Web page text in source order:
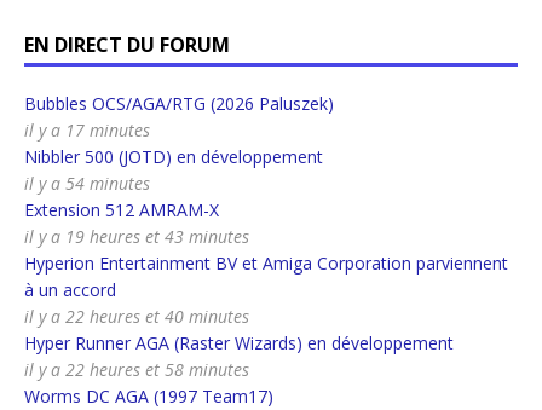
EN DIRECT DU FORUM
Bubbles OCS/AGA/RTG (2026 Paluszek)
il y a 17 minutes
Nibbler 500 (JOTD) en développement
il y a 54 minutes
Extension 512 AMRAM-X
il y a 19 heures et 43 minutes
Hyperion Entertainment BV et Amiga Corporation parviennent
à un accord
il y a 22 heures et 40 minutes
Hyper Runner AGA (Raster Wizards) en développement
il y a 22 heures et 58 minutes
Worms DC AGA (1997 Team17)